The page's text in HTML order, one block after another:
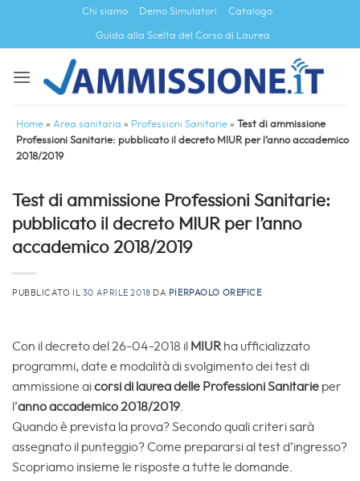
contenuti
Chi siamo Demo Simulatori Catalogo
Guida alla Scelta del Corso di Laurea
Home » Area sanitaria » Professioni Sanitarie » Test di ammissione
Professioni Sanitarie: pubblicato il decreto MIUR per l’anno accademico
2018/2019
Test di ammissione Professioni Sanitarie:
pubblicato il decreto MIUR per l’anno
accademico 2018/2019
PUBBLICATO IL 30 APRILE 2018 DA PIERPAOLO OREFICE
Con il decreto del 26-04-2018 il MIUR ha ufficializzato
programmi, date e modalità di svolgimento dei test di
ammissione aicorsi di laurea delle Professioni Sanitarie per
l’anno accademico 2018/2019
Quando è prevista la prova? Secondo quali criteri sarà
assegnato il punteggio? Come prepararsi al test d’ingresso?
Scopriamo insieme le risposte a tutte le domande.